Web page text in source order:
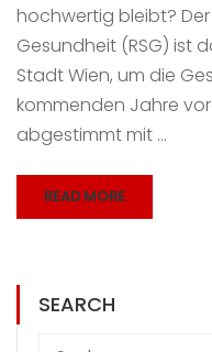
hochwertig bleibt?
Gesundheit (RSG) ist
Stadt Wien, um die
kommenden Jahre
abgestimmt mit …
READ MORE
SEARCH